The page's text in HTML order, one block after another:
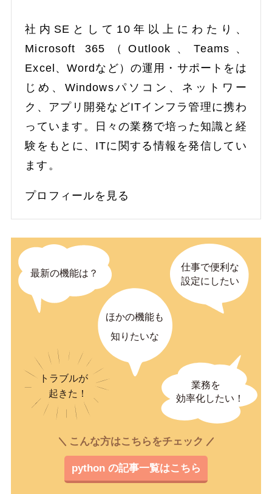
社内SEとして10年以上にわたり、
Microsoft 365（Outlook、Teams、
Excel、Wordなど）の運用・サポートをは
じめ、Windowsパソコン、ネットワー
ク、アプリ開発などITインフラ管理に携わ
っています。日々の業務で培った知識と経
験をもとに、ITに関する情報を発信してい
ます。
プロフィールを見る
こんな方はこちらをチェック
python の記事一覧はこちら